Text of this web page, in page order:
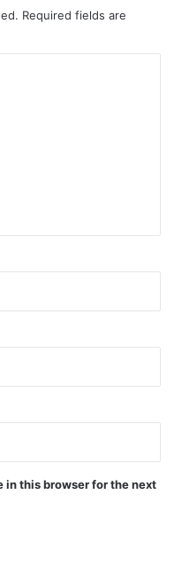
Required fields are
in this browser for the next